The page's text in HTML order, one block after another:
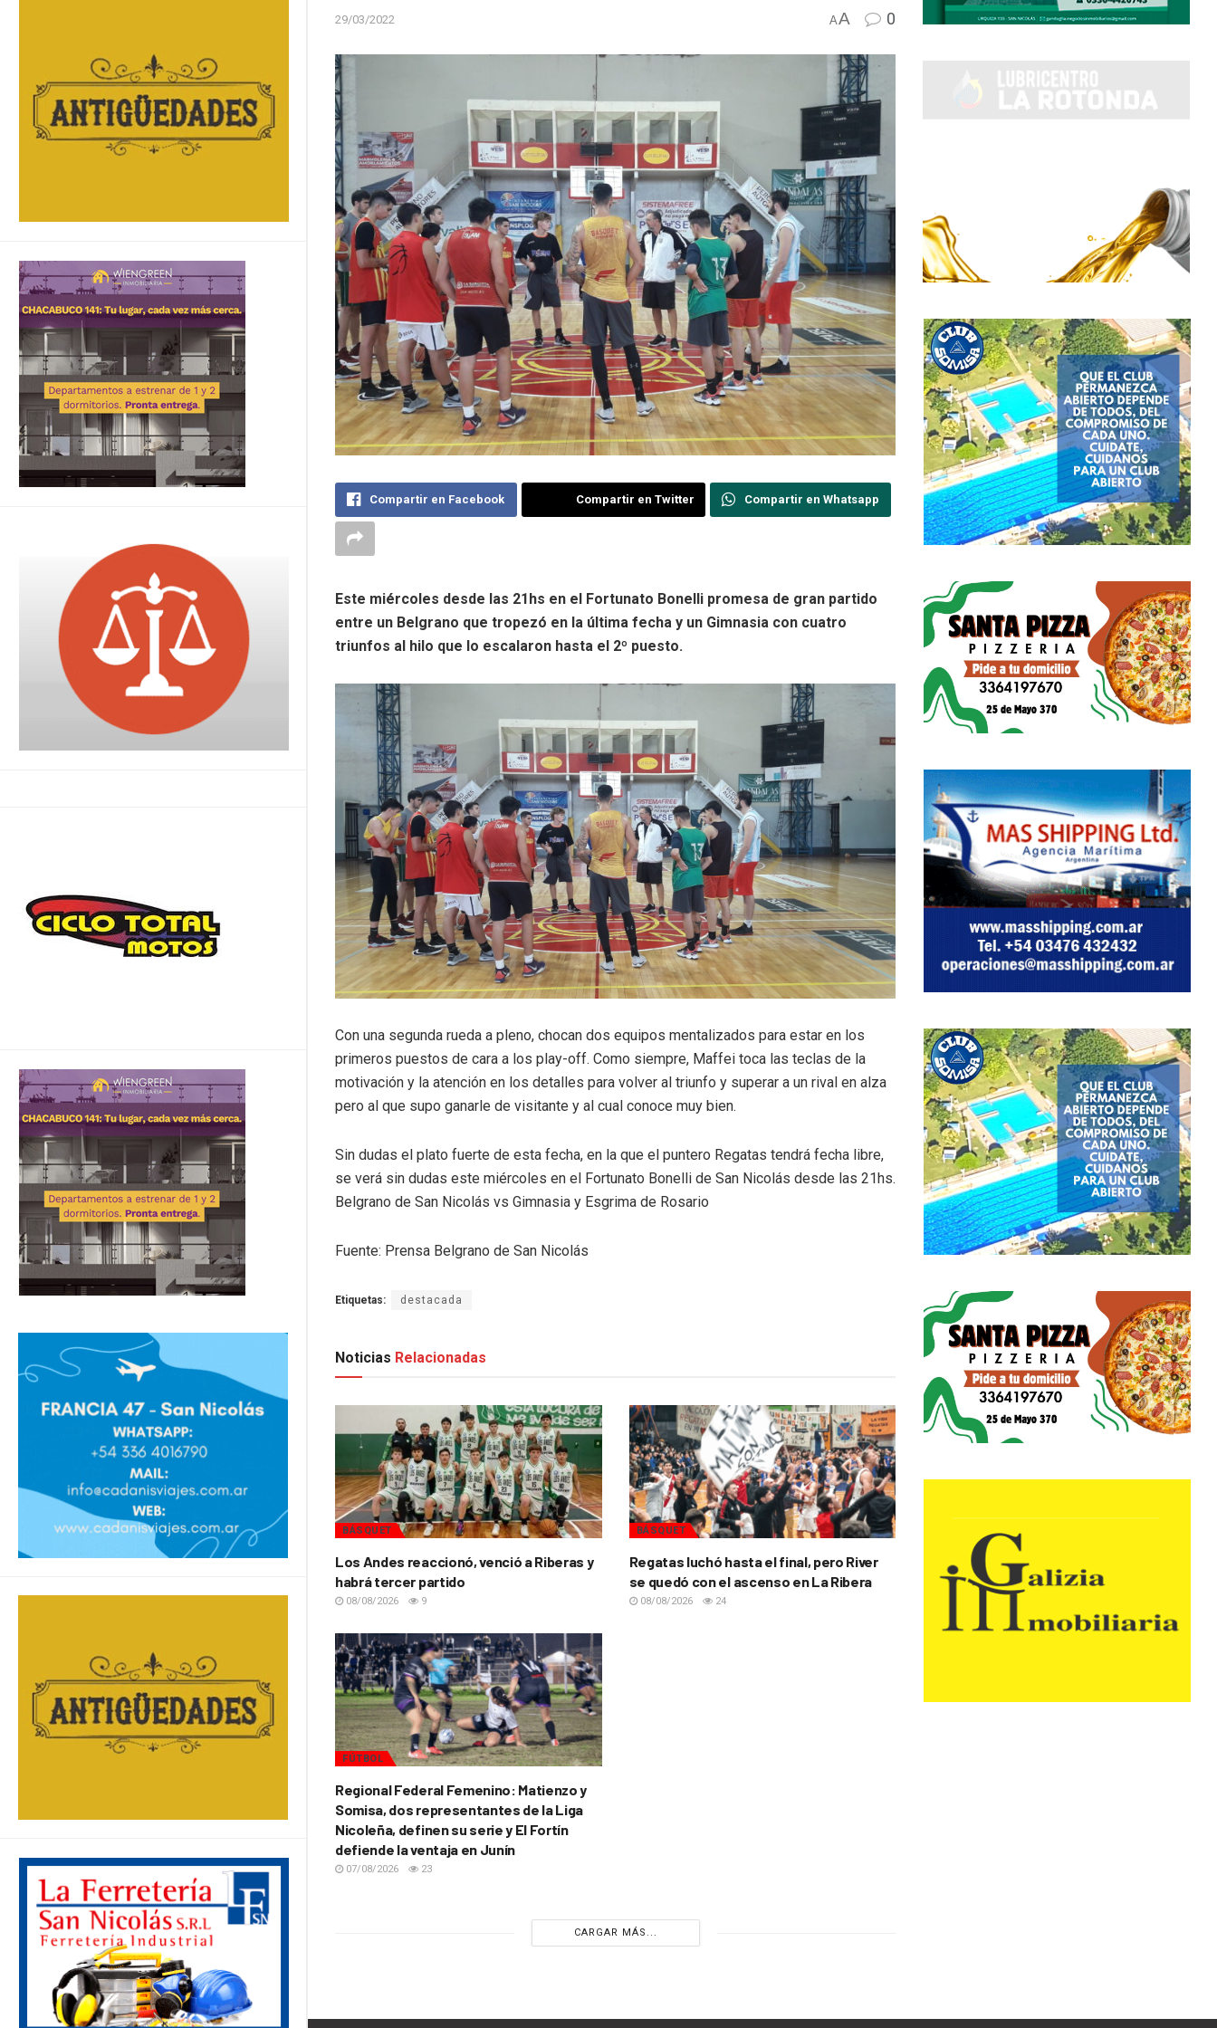
29/03/2022 AA 0
Compartir en Facebook Compartir en Twitter Compartir en Whatsapp
Este miércoles desde las 21hs en el Fortunato Bonelli promesa de gran partido
entre un Belgrano que tropezó en la última fecha y un Gimnasia con cuatro
triunfos al hilo que lo escalaron hasta el 2º puesto.
Con una segunda rueda a pleno, chocan dos equipos mentalizados para estar en los
primeros puestos de cara a los play-off. Como siempre, Maffei toca las teclas de la
motivación y la atención en los detalles para volver al triunfo y superar a un rival en alza
pero al que supo ganarle de visitante y al cual conoce muy bien.
Sin dudas el plato fuerte de esta fecha, en la que el puntero Regatas tendrá fecha libre,
se verá sin dudas este miércoles en el Fortunato Bonelli de San Nicolás desde las 21hs.
Belgrano de San Nicolás vs Gimnasia y Esgrima de Rosario
Fuente: Prensa Belgrano de San Nicolás
Etiquetas: destacada
Noticias Relacionadas
BÁSQUET
Los Andes reaccionó, venció a Riberas y
habrá tercer partido
08/08/2026 9
BÁSQUET
Regatas luchó hasta el final, pero River
se quedó con el ascenso en La Ribera
08/08/2026 24
FÚTBOL
Regional Federal Femenino: Matienzo y
Somisa, dos representantes de la Liga
Nicoleña, definen su serie y El Fortín
defiende la ventaja en Junín
07/08/2026 23
CARGAR MÁS...